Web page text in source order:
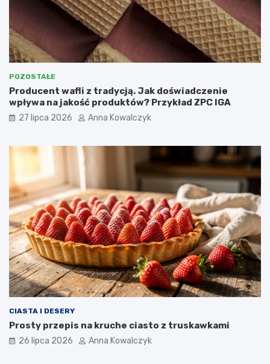
POZOSTAŁE
Producent wafli z tradycją. Jak doświadczenie
wpływa na jakość produktów? Przykład ZPC IGA
27 lipca 2026 Anna Kowalczyk
CIASTA I DESERY
Prosty przepis na kruche ciasto z truskawkami
26 lipca 2026 Anna Kowalczyk